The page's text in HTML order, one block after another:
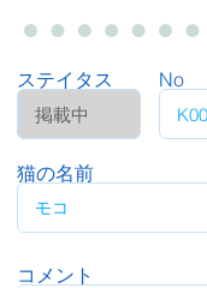
ステイタス No
猫の名前
コメント